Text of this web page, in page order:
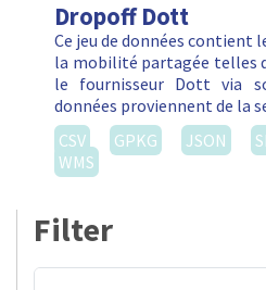
Dropoff Dott
Ce jeu de données contient
la mobilité partagée telles
le fournisseur Dott via
données proviennent de la
CSV
GPKG JSON
WMS
Filter